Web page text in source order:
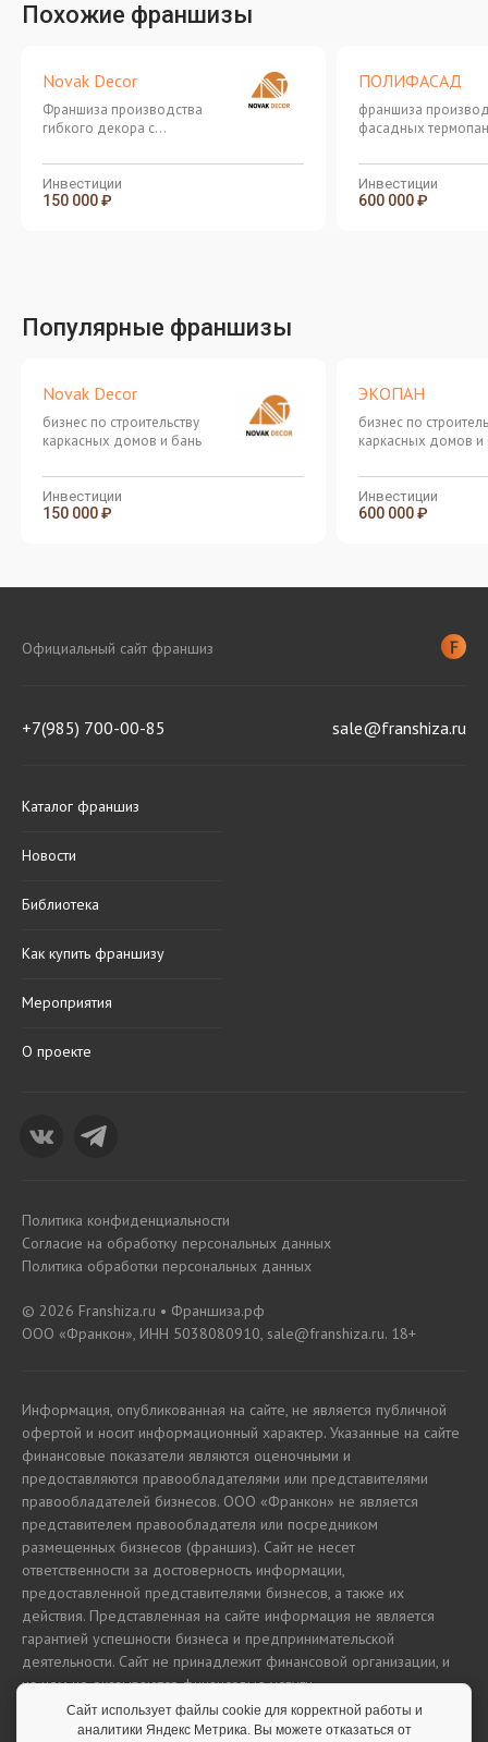
Похожие франшизы
Novak Decor
Франшиза производства
гибкого декора с
рублей
Инвестиции
150 000 ₽
ПОЛИФАСАД
франшиза
фасадных
Инвестиции
600 000 ₽
Популярные франшизы
Novak Decor
бизнес по строительству
каркасных домов и бань
Инвестиции
150 000 ₽
ЭКОПАН
бизнес по
каркасных домов и
Инвестиции
600 000 ₽
Официальный сайт франшиз
+7(985) 700-00-85 sale@franshiza.ru
Каталог франшиз
Новости
Библиотека
Как купить франшизу
Мероприятия
О проекте
Политика конфиденциальности
Согласие на обработку персональных данных
Политика обработки персональных данных
© 2026 Franshiza.ru • Франшиза.рф
ООО «Франкон», ИНН 5038080910, sale@franshiza.ru. 18+
Информация, опубликованная на сайте, не является публичной
офертой и носит информационный характер. Указанные на сайте
финансовые показатели являются оценочными и
предоставляются правообладателями или представителями
правообладателей бизнесов. ООО «Франкон» не является
представителем правообладателя или посредником
размещенных бизнесов (франшиз). Сайт не несет
ответственности за достоверность информации,
предоставленной представителями бизнесов, а также их
действия. Представленная на сайте информация не является
гарантией успешности бизнеса и предпринимательской
деятельности. Сайт не принадлежит финансовой организации, и
на нем не оказываются финансовые услуги.
Сайт использует файлы cookie для корректной работы и
аналитики Яндекс Метрика. Вы можете отказаться от